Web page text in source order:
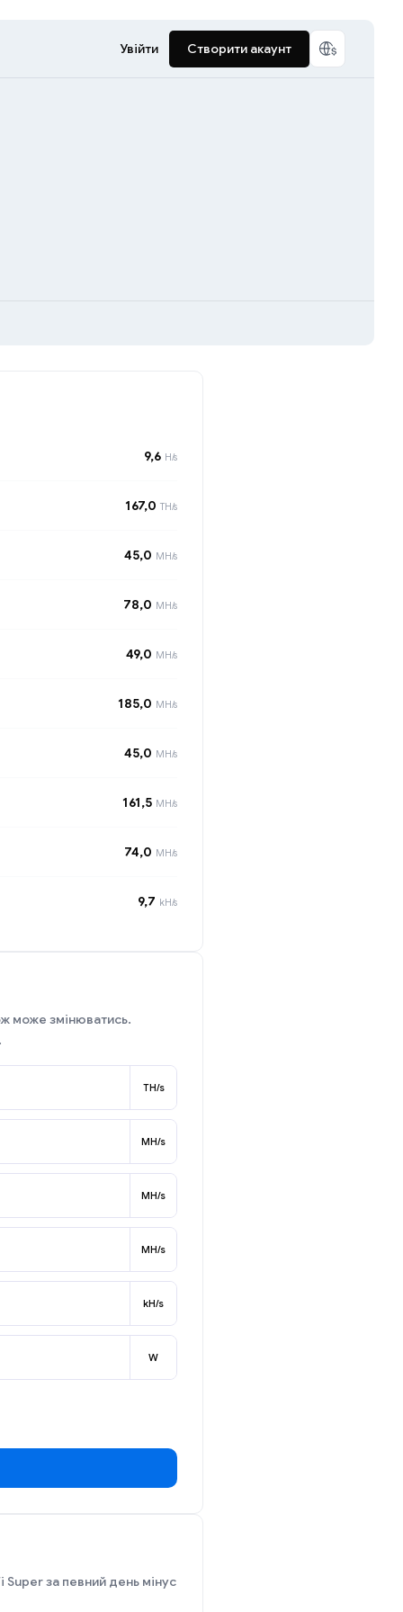
Увійти Створити акаунт
9,6 H/s
167,0 TH/s
45,0 MH/s
78,0 MH/s
49,0 MH/s
185,0 MH/s
45,0 MH/s
161,5 MH/s
74,0 MH/s
9,7 kH/s
може змінюватись.
TH/s
MH/s
MH/s
MH/s
kH/s
W
Super за певний день мінус